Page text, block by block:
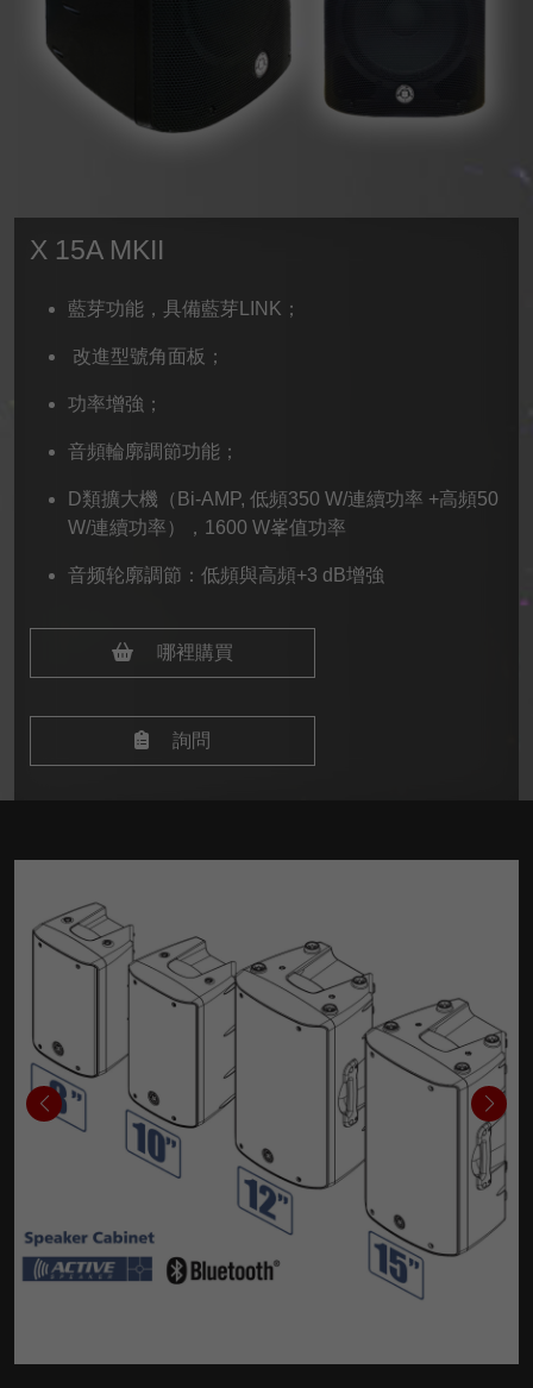
X 15A MKII
藍芽功能，具備藍芽LINK；
改進型號角面板；
功率增強；
音頻輪廓調節功能；
D類擴大機（Bi-AMP, 低頻350 W/連續功率 +高頻50
W/連續功率），1600 W峯值功率
音频轮廓調節：低頻與高頻+3 dB增強
哪裡購買
詢問